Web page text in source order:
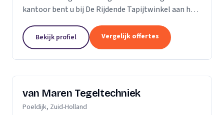
kantoor bent u bij De Rijdende Tapijtwinkel aan het
thuis met ons uitgebreide 'up to date' collectie...
Bekijk profiel Vergelijk offertes
van Maren Tegeltechniek
Poeldijk, Zuid-Holland